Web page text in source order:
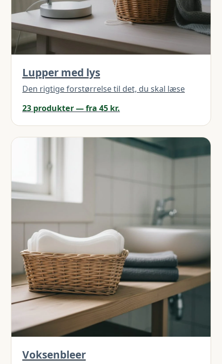
Lupper med lys
Den rigtige forstørrelse til det, du skal læse
23 produkter — fra 45 kr.
Voksenbleer